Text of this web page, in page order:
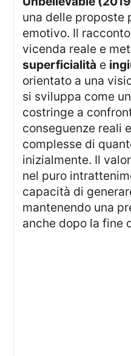
una delle proposte
emotivo. Il
vicenda reale e
superficialità e
orientato a una
si sviluppa come
costringe a
conseguenze reali
complesse di
inizialmente. Il
nel puro
capacità di
mantenendo una
anche dopo la fine